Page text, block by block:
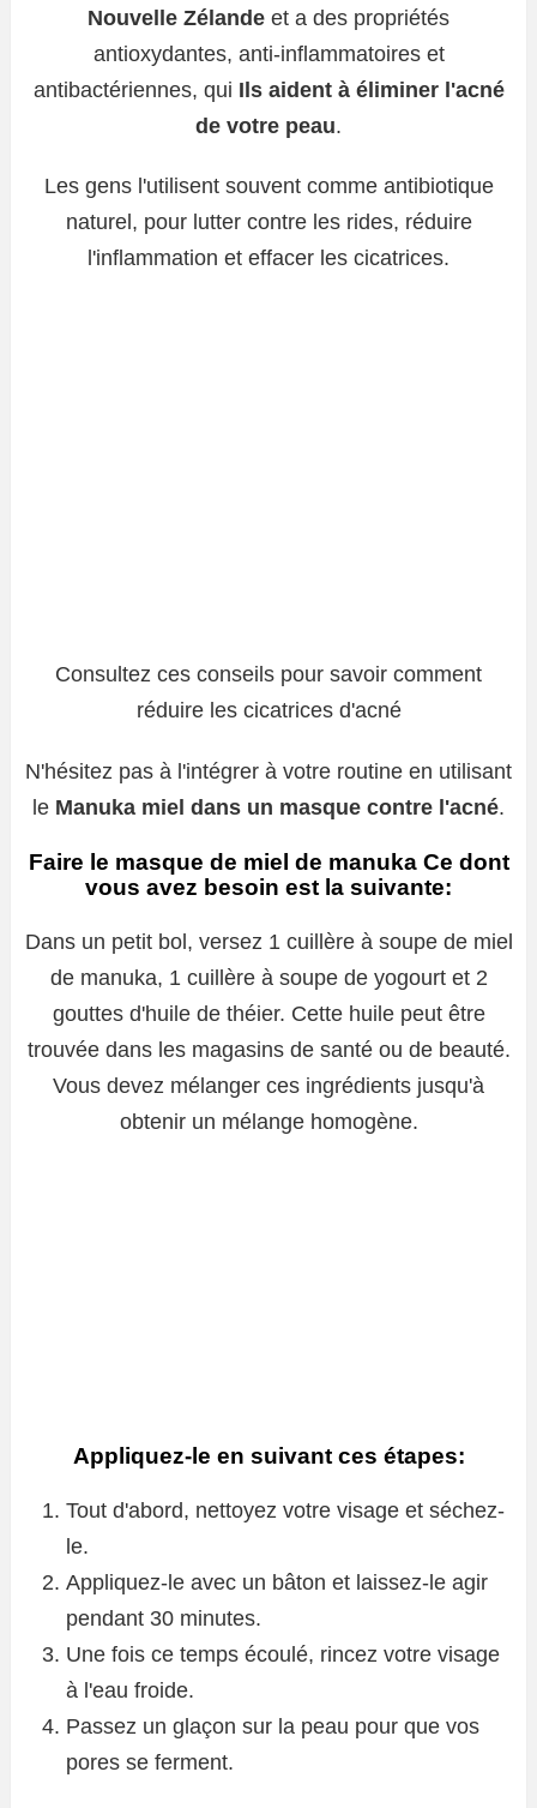
Nouvelle Zélande et a des propriétés
antioxydantes, anti-inflammatoires et
antibactériennes, qui Ils aident à éliminer l'acné
de votre peau.
Les gens l'utilisent souvent comme antibiotique
naturel, pour lutter contre les rides, réduire
l'inflammation et effacer les cicatrices.
Consultez ces conseils pour savoir comment
réduire les cicatrices d'acné
N'hésitez pas à l'intégrer à votre routine en utilisant
le Manuka miel dans un masque contre l'acné.
Faire le masque de miel de manukaCe dont
vous avez besoin est la suivante:
Dans un petit bol, versez 1 cuillère à soupe de miel
de manuka, 1 cuillère à soupe de yogourt et 2
gouttes d'huile de théier. Cette huile peut être
trouvée dans les magasins de santé ou de beauté.
Vous devez mélanger ces ingrédients jusqu'à
obtenir un mélange homogène.
Appliquez-le en suivant ces étapes:
Tout d'abord, nettoyez votre visage et séchez-
le.
Appliquez-le avec un bâton et laissez-le agir
pendant 30 minutes.
Une fois ce temps écoulé, rincez votre visage
à l'eau froide.
Passez un glaçon sur la peau pour que vos
pores se ferment.